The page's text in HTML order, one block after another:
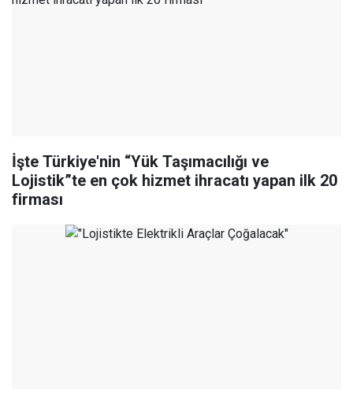
İşte Türkiye'nin “Yük Taşımacılığı ve
Lojistik”te en çok hizmet ihracatı yapan ilk 20
firması